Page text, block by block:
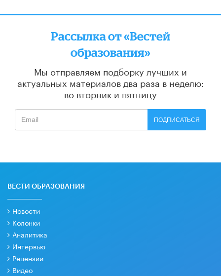
Рассылка от «Вестей
образования»
Мы отправляем подборку лучших и
актуальных материалов два раза в неделю:
во вторник и пятницу
ПОДПИСАТЬСЯ
ВЕСТИ ОБРАЗОВАНИЯ
Новости
Колонки
Аналитика
Интервью
Рецензии
Видео